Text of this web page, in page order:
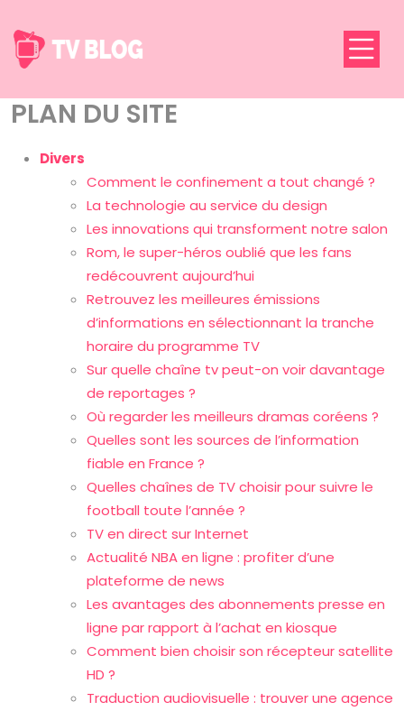
PLAN DU SITE
Divers
Comment le confinement a tout changé ?
La technologie au service du design
Les innovations qui transforment notre salon
Rom, le super-héros oublié que les fans
redécouvrent aujourd’hui
Retrouvez les meilleures émissions
d’informations en sélectionnant la tranche
horaire du programme TV
Sur quelle chaîne tv peut-on voir davantage
de reportages ?
Où regarder les meilleurs dramas coréens ?
Quelles sont les sources de l’information
fiable en France ?
Quelles chaînes de TV choisir pour suivre le
football toute l’année ?
TV en direct sur Internet
Actualité NBA en ligne : profiter d’une
plateforme de news
Les avantages des abonnements presse en
ligne par rapport à l’achat en kiosque
Comment bien choisir son récepteur satellite
HD ?
Traduction audiovisuelle : trouver une agence